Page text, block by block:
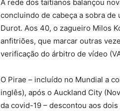
A rede dos taitianos balançou
concluindo de cabeça a sobra
Durot. Aos 40, o zagueiro Milos
anfitriões, que marcar outras
verificação do árbitro de vídeo
O Pirae – incluído no Mundial a
inglês), após o Auckland City
da covid-19 – descontou aos